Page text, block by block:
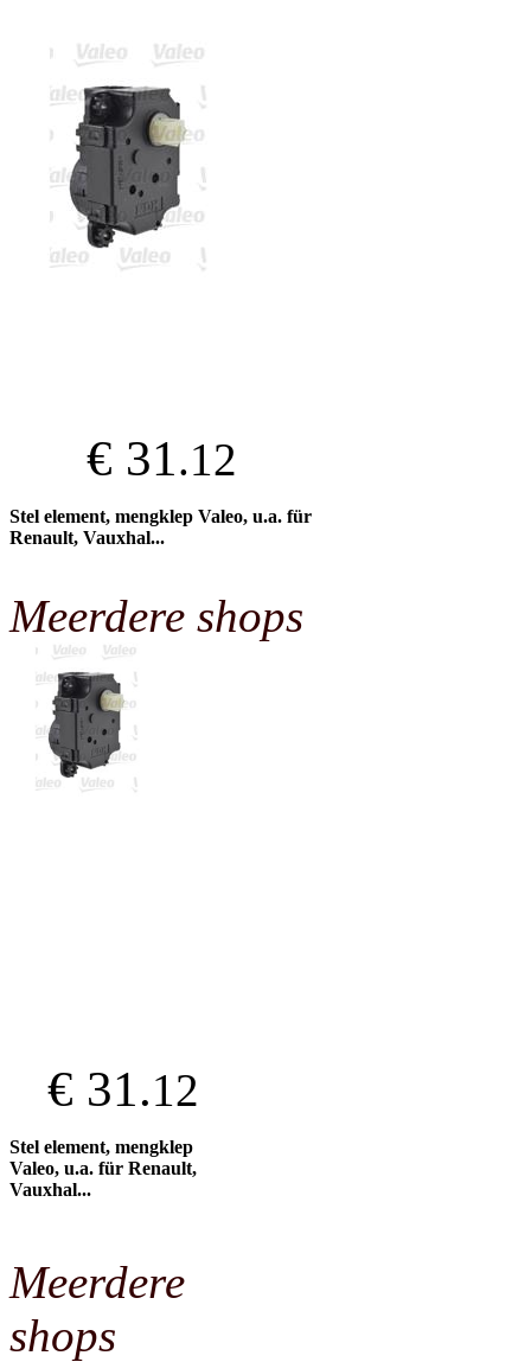
€ 31.12
Stel element, mengklep Valeo, u.a. für
Renault, Vauxhal...
Meerdere shops
€ 31.12
Stel element, mengklep
Valeo, u.a. für Renault,
Vauxhal...
Meerdere
shops